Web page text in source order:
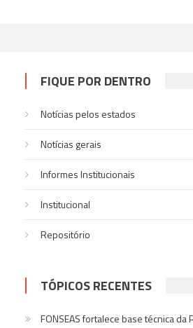
FIQUE POR DENTRO
Notícias pelos estados
Notí­cias gerais
Informes Institucionais
Institucional
Repositório
TÓPICOS RECENTES
FONSEAS fortalece base técnica da